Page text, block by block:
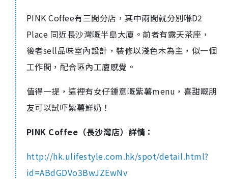
PINK Coffee有三間分店，其中兩間就分別喺D2
Place 同近長沙灣嘅半島大廈。前者有露天茶座，
後者sell品味室內設計，裝修以淺色木為主，似一個
工作間，配合區內工廈感覺。
值得一提，這裡有女仔鍾意嘅紫薯menu，喜甜嘅朋
友可以試吓紫薯鮮奶！
PINK Coffee（長沙灣店）詳情：
http://hk.ulifestyle.com.hk/spot/detail.html?
id=ABdGDVo3BwJZEwNv